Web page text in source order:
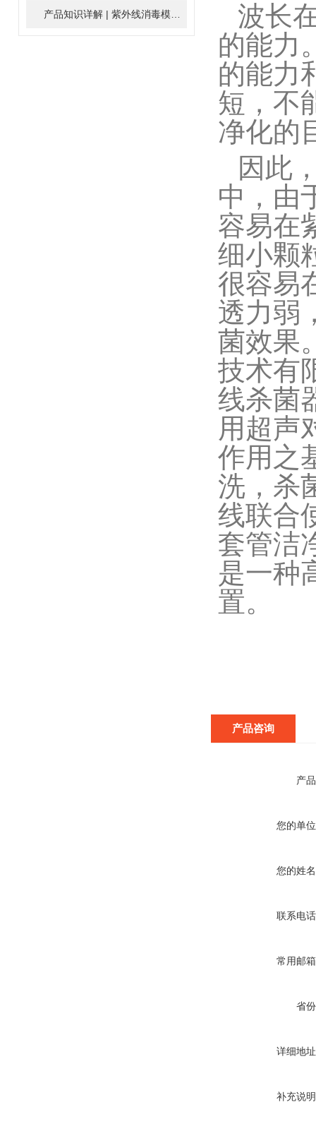
波长
的能力
的能力
短，不
净化的
因此
中，由
容易在
细小颗
很容易
透力弱
菌效果
技术有
线杀菌
用超声
作用之
洗，杀
线联合
套管洁
是一种
置。
产品咨询
产
您的单
您的姓
联系电
常用邮
省
详细地
补充说